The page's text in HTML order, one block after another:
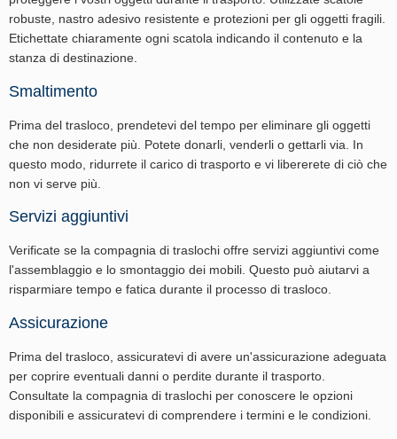
robuste, nastro adesivo resistente e protezioni per gli oggetti fragili.
Etichettate chiaramente ogni scatola indicando il contenuto e la
stanza di destinazione.
Smaltimento
Prima del trasloco, prendetevi del tempo per eliminare gli oggetti
che non desiderate più. Potete donarli, venderli o gettarli via. In
questo modo, ridurrete il carico di trasporto e vi libererete di ciò che
non vi serve più.
Servizi aggiuntivi
Verificate se la compagnia di traslochi offre servizi aggiuntivi come
l'assemblaggio e lo smontaggio dei mobili. Questo può aiutarvi a
risparmiare tempo e fatica durante il processo di trasloco.
Assicurazione
Prima del trasloco, assicuratevi di avere un'assicurazione adeguata
per coprire eventuali danni o perdite durante il trasporto.
Consultate la compagnia di traslochi per conoscere le opzioni
disponibili e assicuratevi di comprendere i termini e le condizioni.